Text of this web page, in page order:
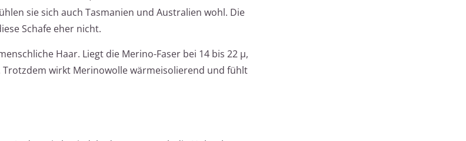
sie sich auch Tasmanien und Australien wohl. Die
Schafe eher nicht.
Haar. Liegt die Merino-Faser bei 14 bis 22 µ,
wirkt Merinowolle wärmeisolierend und fühlt